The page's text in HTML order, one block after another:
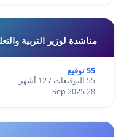
مناشدة لوزير التربية
55 توقيع
55 التوقيعات / 12 أشهر
28 Sep 2025